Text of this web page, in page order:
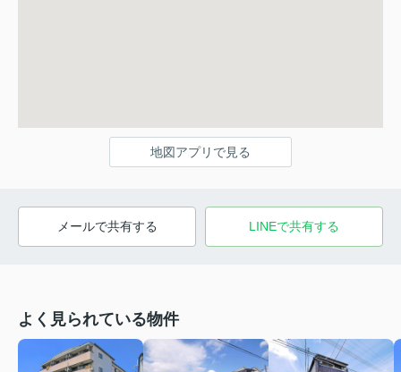
地図アプリで見る
メールで共有する LINEで共有する
よく見られている物件